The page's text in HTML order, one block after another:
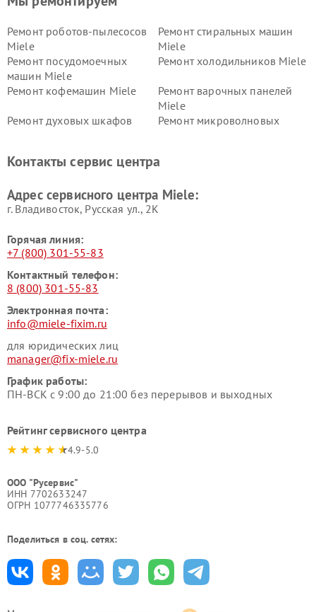
Ремонт роботов-пылесосов
Miele
Ремонт стиральных машин
Miele
Ремонт посудомоечных
машин Miele
Ремонт холодильников Miele
Ремонт кофемашин Miele
Ремонт варочных панелей
Miele
Ремонт духовых шкафов
Ремонт микроволновых
Miele
Miele
пылесосов Miele
Контакты сервис центра
Адрес сервисного центра Miele:
г. Владивосток, Русская ул., 2К
Горячая линия:
+7 (800) 301-55-83
Контактный телефон:
8 (800) 301-55-83
Электронная почта:
info@miele-fixim.ru
для юридических лиц
manager@fix-miele.ru
График работы:
ПН-ВСК с 9:00 до 21:00 без перерывов и выходных
Рейтинг сервисного центра
4.9-5.0
ООО "Русервис"
ИНН 7702633247
ОГРН 1077746335776
Поделиться в соц. сетях: